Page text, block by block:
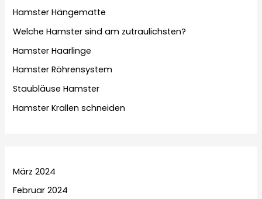
Hamster Hängematte
Welche Hamster sind am zutraulichsten?
Hamster Haarlinge
Hamster Röhrensystem
Staubläuse Hamster
Hamster Krallen schneiden
März 2024
Februar 2024